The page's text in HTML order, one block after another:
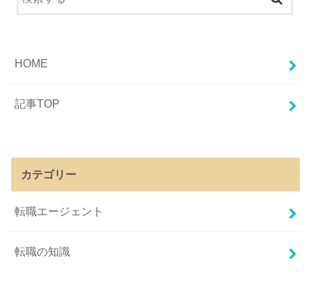
HOME
記事TOP
カテゴリー
転職エージェント
転職の知識